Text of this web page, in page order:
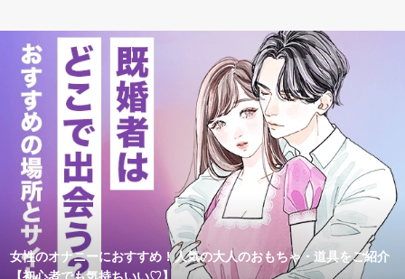
女性のオナニーにおすすめ！人気の大人のおもちゃ・道具をご紹介